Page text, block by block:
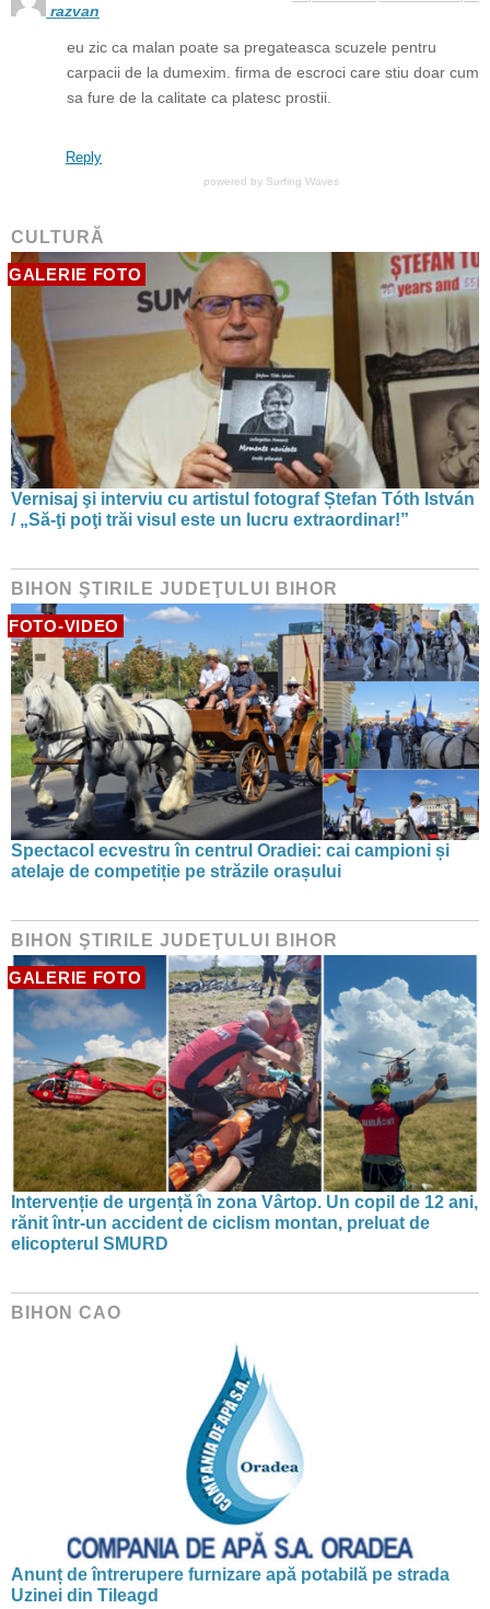
razvan
eu zic ca malan poate sa pregateasca scuzele pentru
carpacii de la dumexim. firma de escroci care stiu doar cum
sa fure de la calitate ca platesc prostii.
Reply
powered by Surfing Waves
CULTURĂ
GALERIE FOTO
Vernisaj şi interviu cu artistul fotograf Ștefan Tóth István
/ „Să-ţi poţi trăi visul este un lucru extraordinar!”
BIHON ŞTIRILE JUDEŢULUI BIHOR
FOTO-VIDEO
Spectacol ecvestru în centrul Oradiei: cai campioni și
atelaje de competiție pe străzile orașului
BIHON ŞTIRILE JUDEŢULUI BIHOR
GALERIE FOTO
Intervenție de urgență în zona Vârtop. Un copil de 12 ani,
rănit într-un accident de ciclism montan, preluat de
elicopterul SMURD
BIHON CAO
Anunț de întrerupere furnizare apă potabilă pe strada
Uzinei din Tileagd